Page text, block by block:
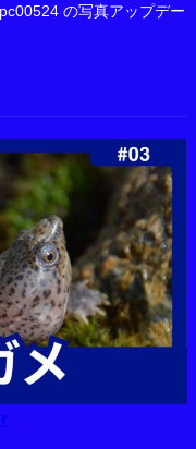
の写真アップデー